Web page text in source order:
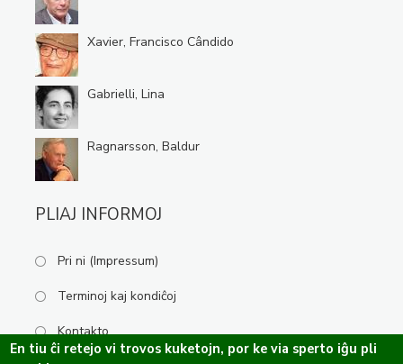
Xavier, Francisco Cândido
Gabrielli, Lina
Ragnarsson, Baldur
PLIAJ INFORMOJ
Pri ni (Impressum)
Terminoj kaj kondiĉoj
Kontakto
En tiu ĉi retejo vi trovos kuketojn, por ke via sperto iĝu pli